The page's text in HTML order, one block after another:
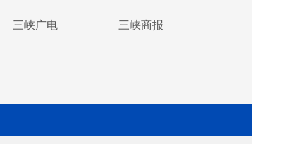
三峡广电 三峡商报